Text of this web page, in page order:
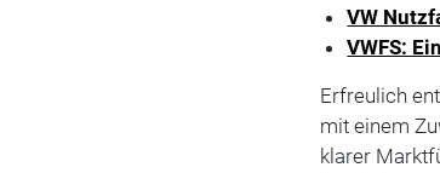
VW
VWFS:
Erfreulich
mit einem
klarer